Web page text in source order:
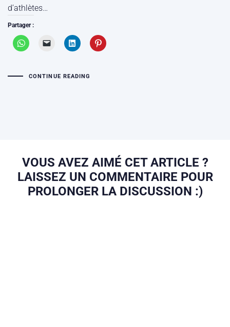
d’athlètes…
Partager :
CONTINUE READING
VOUS AVEZ AIMÉ CET ARTICLE ?
LAISSEZ UN COMMENTAIRE POUR
PROLONGER LA DISCUSSION :)